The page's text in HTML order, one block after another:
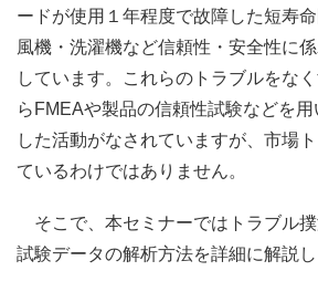
ードが使用１年程度で故障した短寿
風機・洗濯機など信頼性・安全性に
しています。これらのトラブルをな
らFMEAや製品の信頼性試験などを
した活動がなされていますが、市場
ているわけではありません。
そこで、本セミナーではトラブル
試験データの解析方法を詳細に解説し